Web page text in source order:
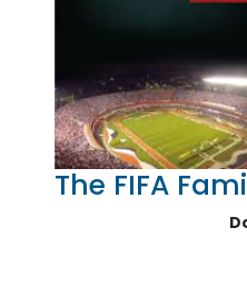
The FIFA